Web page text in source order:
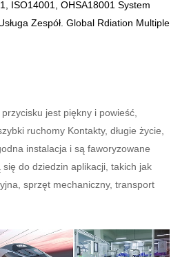
ISO14001, OHSA18001 System
Zespół. Global Rdiation Multiple
jest piękny i powieść,
ruchomy Kontakty, długie życie,
instalacja i są faworyzowane
do dziedzin aplikacji, takich jak
sprzęt mechaniczny, transport